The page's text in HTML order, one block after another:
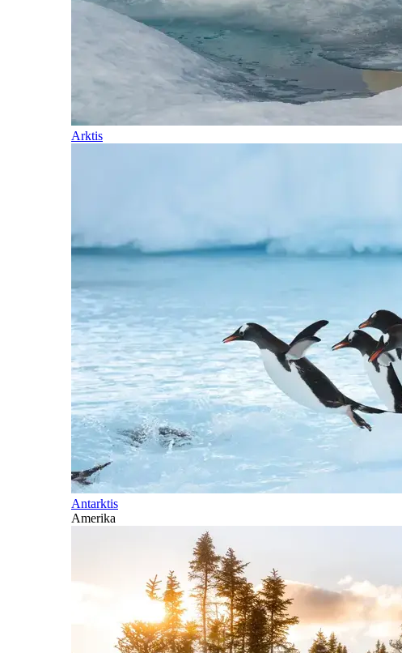
Arktis
Antarktis
Amerika